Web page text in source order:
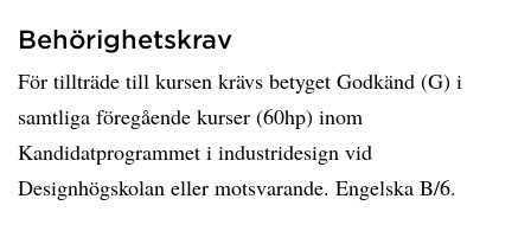
Behörighetskrav
För tillträde till kursen krävs betyget Godkänd (G) i
samtliga föregående kurser (60hp) inom
Kandidatprogrammet i industridesign vid
Designhögskolan eller motsvarande. Engelska B/6.